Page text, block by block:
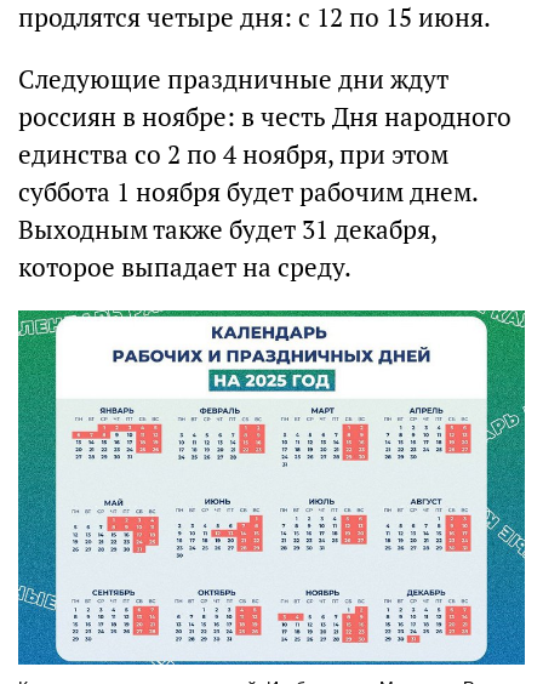
продлятся четыре дня: с 12 по 15 июня.
Следующие праздничные дни ждут
россиян в ноябре: в честь Дня народного
единства со 2 по 4 ноября, при этом
суббота 1 ноября будет рабочим днем.
Выходным также будет 31 декабря,
которое выпадает на среду.